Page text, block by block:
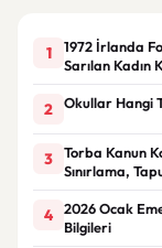
1
1972 İrlanda
Sarılan Kadın
2 Okullar Hangi
3
Torba Kanun
Sınırlama,
4
2026 Ocak
Bilgileri